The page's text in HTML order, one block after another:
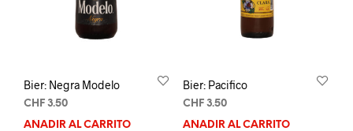
Bier: Negra Modelo
CHF 3.50
AÑADIR AL CARRITO
Bier: Pacifico
CHF3.50
AÑADIR AL CARRITO